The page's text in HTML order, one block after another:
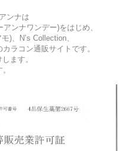
ンナは
ンナワンデー)をはじめ、
)、N’s Collection、
ラコン通販サイトです。
ます。